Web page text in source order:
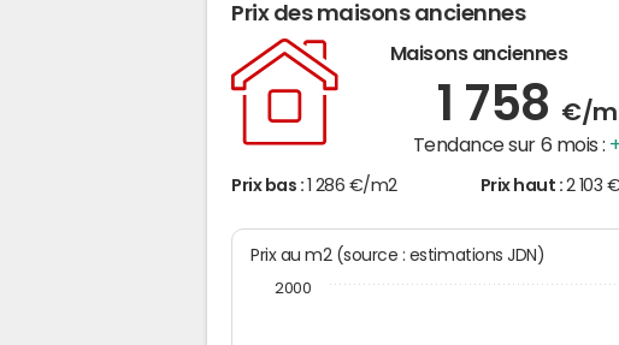
Prix des maisons anciennes
Maisons anciennes
1 758 €/
Tendance sur 6 mois :
Prix bas : 1 286 €/m2 Prix haut : 2 103
Prix au m2 (source : estimations JDN)
2000